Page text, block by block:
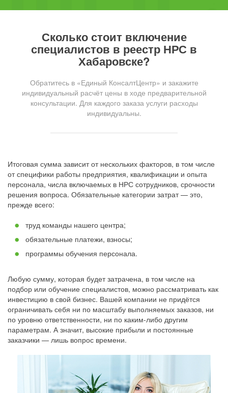
Сколько стоит включение
специалистов в реестр НРС в
Хабаровске?
Обратитесь в «Единый КонсалтЦентр» и закажите
индивидуальный расчёт цены в ходе предварительной
консультации. Для каждого заказа услуги расходы
индивидуальны.
Итоговая сумма зависит от нескольких факторов, в том числе
от специфики работы предприятия, квалификации и опыта
персонала, числа включаемых в НРС сотрудников, срочности
решения вопроса. Обязательные категории затрат — это,
прежде всего:
труд команды нашего центра;
обязательные платежи, взносы;
программы обучения персонала.
Любую сумму, которая будет затрачена, в том числе на
подбор или обучение специалистов, можно рассматривать как
инвестицию в свой бизнес. Вашей компании не придётся
ограничивать себя ни по масштабу выполняемых заказов, ни
по уровню ответственности, ни по каким-либо другим
параметрам. А значит, высокие прибыли и постоянные
заказчики — лишь вопрос времени.